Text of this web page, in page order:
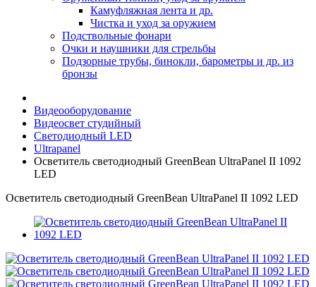
Камуфляжная лента и др.
Чистка и уход за оружием
Подствольные фонари
Очки и наушники для стрельбы
Подзорные трубы, бинокли, барометры и др. из
бронзы
Видеооборудование
Видеосвет студийный
Светодиодный LED
Ultrapanel
Осветитель светодиодный GreenBean UltraPanel II 1092
LED
Осветитель светодиодный GreenBean UltraPanel II 1092 LED